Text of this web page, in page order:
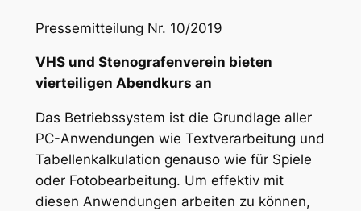
Pressemitteilung Nr. 10/2019
VHS und Stenografenverein bieten
vierteiligen Abendkurs an
Das Betriebssystem ist die Grundlage aller
PC-Anwendungen wie Textverarbeitung und
Tabellenkalkulation genauso wie für Spiele
oder Fotobearbeitung. Um effektiv mit
diesen Anwendungen arbeiten zu können,